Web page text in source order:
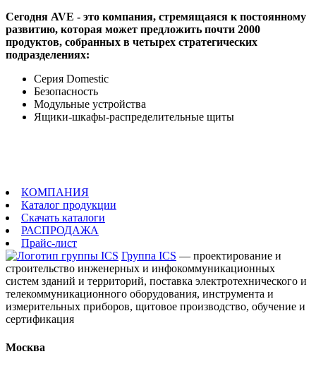
Сегодня AVE - это компания, стремящаяся к постоянному
развитию, которая может предложить почти 2000
продуктов, собранных в четырех стратегических
подразделениях:
Серия Domestic
Безопасность
Модульные устройства
Ящики-шкафы-распределительные щиты
КОМПАНИЯ
Каталог продукции
Скачать каталоги
РАСПРОДАЖА
Прайс-лист
Группа ICS — проектирование и
строительство инженерных и инфокоммуникационных
систем зданий и территорий, поставка электротехнического и
телекоммуникационного оборудования, инструмента и
измерительных приборов, щитовое производство, обучение и
сертификация
Москва